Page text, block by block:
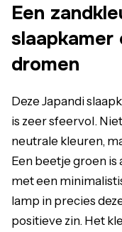
Een
dromen
Deze Japandi
is zeer sfeervol.
neutrale kleuren,
Een beetje groen
met een
lamp in precies
positieve zin. Het